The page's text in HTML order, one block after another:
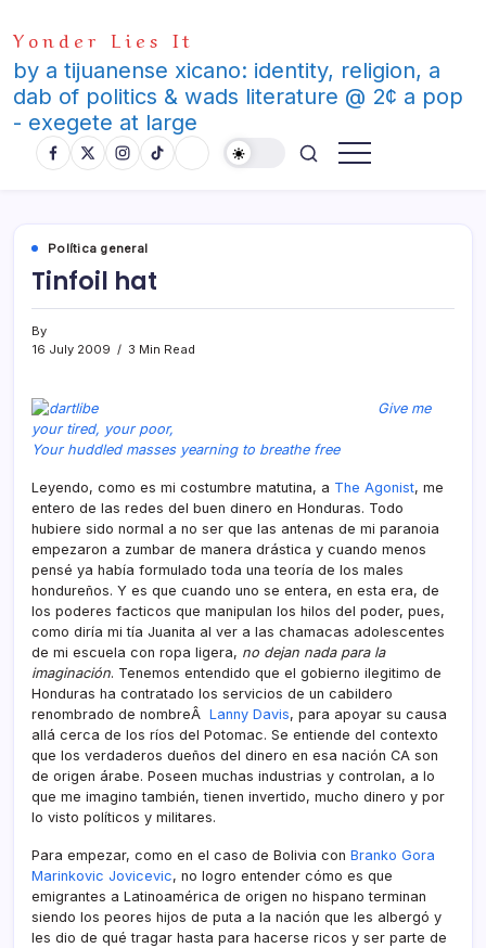
to
content
Yonder Lies It
by a tijuanense xicano: identity, religion, a
dab of politics & wads literature @ 2¢ a pop
- exegete at large
Polí­tica general
Tinfoil hat
By
16 July 2009
3 Min Read
Give me
your tired, your poor,
Your huddled masses yearning to breathe free
Leyendo, como es mi costumbre matutina, a The Agonist, me
entero de las redes del buen dinero en Honduras. Todo
hubiere sido normal a no ser que las antenas de mi paranoia
empezaron a zumbar de manera drástica y cuando menos
pensé ya habí­a formulado toda una teorí­a de los males
hondureños. Y es que cuando uno se entera, en esta era, de
los poderes facticos que manipulan los hilos del poder, pues,
como dirí­a mi tí­a Juanita al ver a las chamacas adolescentes
de mi escuela con ropa ligera, no dejan nada para la
imaginación. Tenemos entendido que el gobierno ilegitimo de
Honduras ha contratado los servicios de un cabildero
renombrado de nombreÂ Lanny Davis, para apoyar su causa
allá cerca de los rí­os del Potomac. Se entiende del contexto
que los verdaderos dueños del dinero en esa nación CA son
de origen árabe. Poseen muchas industrias y controlan, a lo
que me imagino también, tienen invertido, mucho dinero y por
lo visto polí­ticos y militares.
Para empezar, como en el caso de Bolivia con Branko Gora
Marinkovic Jovicevic, no logro entender cómo es que
emigrantes a Latinoamérica de origen no hispano terminan
siendo los peores hijos de puta a la nación que les albergó y
les dio de qué tragar hasta para hacerse ricos y ser parte de